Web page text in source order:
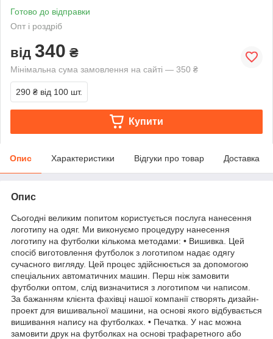
Готово до відправки
Опт і роздріб
від 340 ₴
Мінімальна сума замовлення на сайті — 350 ₴
290 ₴ від 100 шт.
Купити
Опис Характеристики Відгуки про товар Доставка
Опис
Сьогодні великим попитом користується послуга нанесення
логотипу на одяг. Ми виконуємо процедуру нанесення
логотипу на футболки кількома методами: • Вишивка. Цей
спосіб виготовлення футболок з логотипом надає одягу
сучасного вигляду. Цей процес здійснюється за допомогою
спеціальних автоматичних машин. Перш ніж замовити
футболки оптом, слід визначитися з логотипом чи написом.
За бажанням клієнта фахівці нашої компанії створять дизайн-
проект для вишивальної машини, на основі якого відбувається
вишивання напису на футболках. • Печатка. У нас можна
замовити друк на футболках на основі трафаретного або